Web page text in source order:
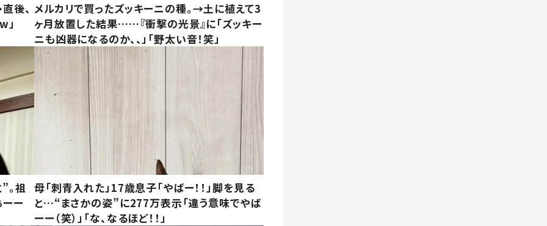
後、
」
メルカリで買ったズッキーニの種。→土に植えて3
ヶ月放置した結果……『衝撃の光景』に「ズッキー
ニも凶器になるのか、、」「野太い音！笑」
。祖
ー
母「刺青入れた」17歳息子「やばー！！」脚を見る
と…“まさかの姿”に277万表示「違う意味でやば
ーー（笑）」「な、なるほど！！」